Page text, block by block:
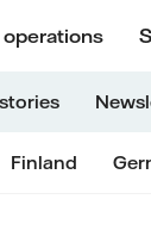
operations
Finland